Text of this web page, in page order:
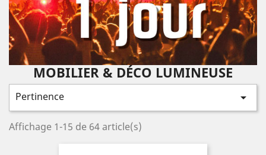
MOBILIER & DÉCO LUMINEUSE
Pertinence 
Affichage 1-15 de 64 article(s)